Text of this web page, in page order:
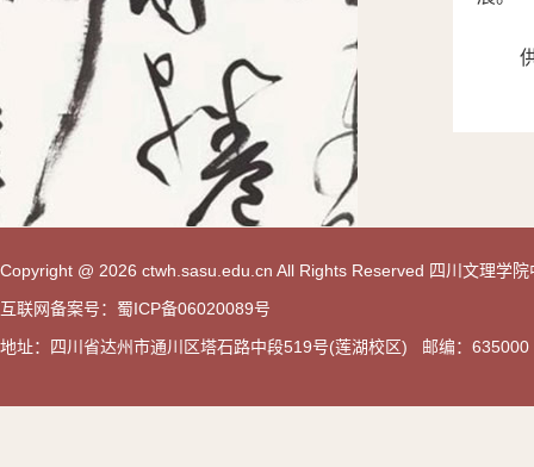
Copyright @ 2026 ctwh.sasu.edu.cn All Rights Reserved 四川文理学
互联网备案号：蜀ICP备06020089号
地址：四川省达州市通川区塔石路中段519号(莲湖校区) 邮编：